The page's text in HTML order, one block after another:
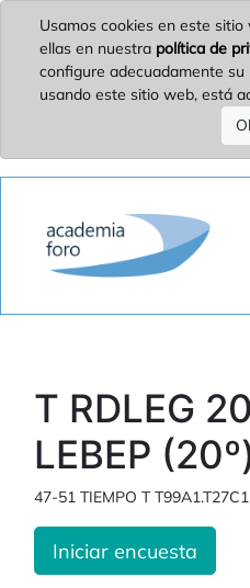
Usamos cookies en este
ellas en nuestra política de
configure adecuadamente
usando este sitio web, está
T RDLEG
LEBEP
47-51 TIEMPO T T99A1.T27C1
Iniciar encuesta